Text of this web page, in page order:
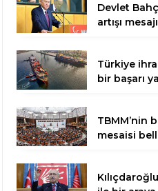
Devlet
artışı mesajı
Türkiye
bir başarı
TBMM’nin
mesaisi